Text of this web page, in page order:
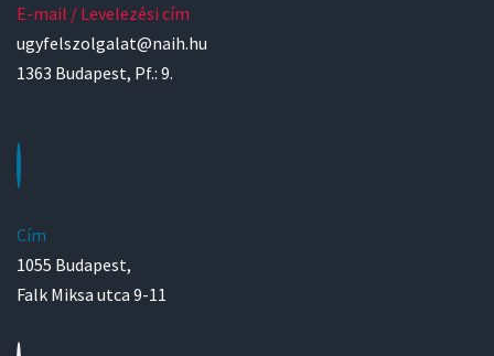
E-mail / Levelezési cím
ugyfelszolgalat@naih.hu
1363 Budapest, Pf.: 9.
Cím
1055 Budapest,
Falk Miksa utca 9-11